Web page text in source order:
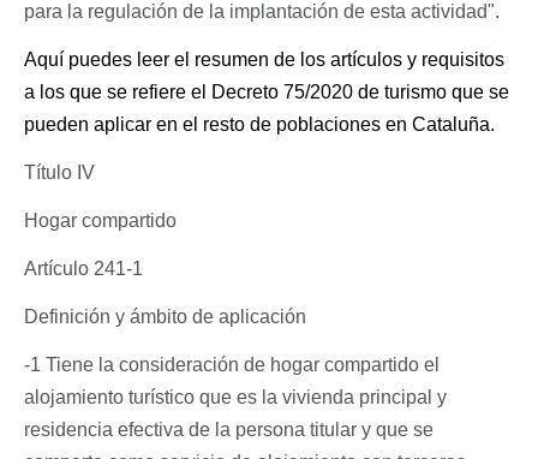
para la regulación de la implantación de esta actividad".
Aquí puedes leer el resumen de los artículos y requisitos
a los que se refiere el Decreto 75/2020 de turismo que se
pueden aplicar en el resto de poblaciones en Cataluña.
Título IV
Hogar compartido
Artículo 241-1
Definición y ámbito de aplicación
-1 Tiene la consideración de hogar compartido el
alojamiento turístico que es la vivienda principal y
residencia efectiva de la persona titular y que se